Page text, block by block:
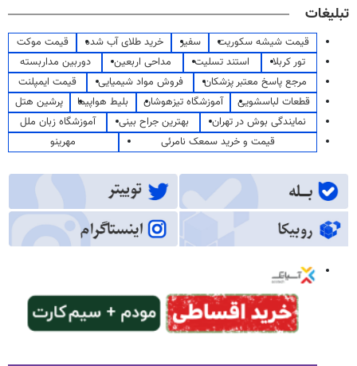
تبلیغات
قیمت شیشه سکوریت سفیر خرید طلای آب شده
قیمت موکت
تور کربلا
استند تسلیت مداحی اربعین
دوربین مداربسته
مرجع پاسخ معتبر پزشکان
فروش مواد شیمیایی
قیمت ایمپلنت
قطعات لباسشویی
آموزشگاه تیزهوشان بلیط هواپیما
پرشین هتل
نمایندگی بوش در تهران
بهترین جراح بینی
آموزشگاه زبان ملل
قیمت و خرید سمعک نامرئی
مهرینو